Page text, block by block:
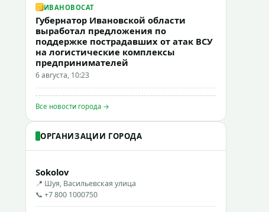
ИВАНОВОCAT
Губернатор Ивановской области
выработал предложения по
поддержке пострадавших от атак ВСУ
на логистические комплексы
предпринимателей
6 августа, 10:23
Все новости города →
ОРГАНИЗАЦИИ ГОРОДА
Sokolov
📍 Шуя, Васильевская улица
📞 +7 800 1000750